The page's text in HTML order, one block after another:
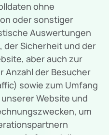
ohne
oder sonstiger
Auswertungen
der Sicherheit und der
aber auch zur
Anzahl der Besucher
sowie zum Umfang
Website und
um